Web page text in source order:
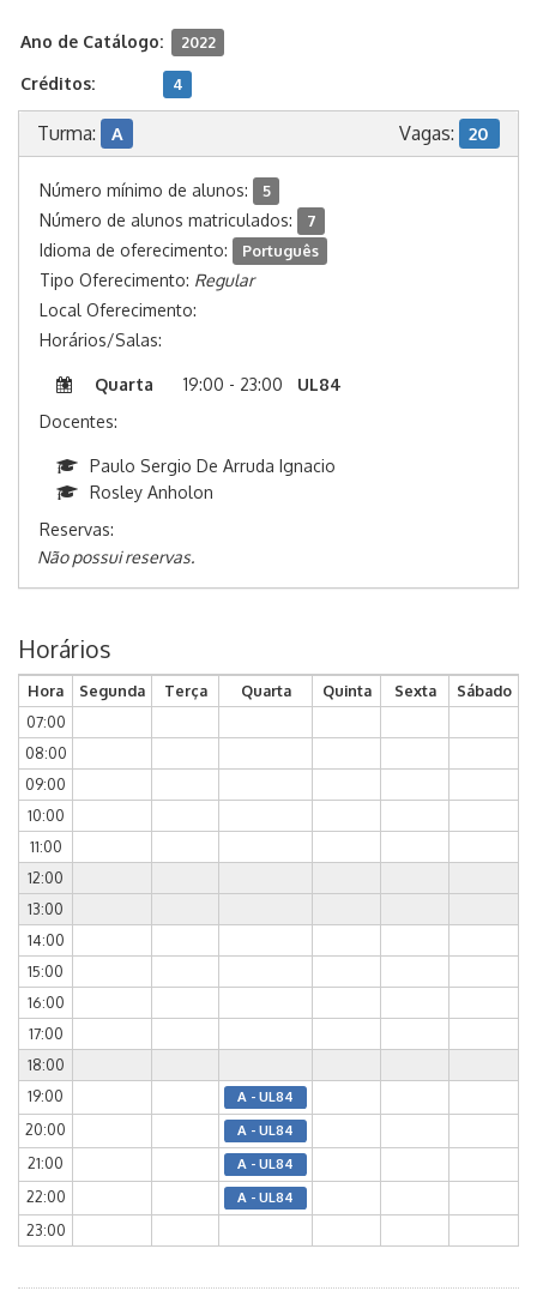
Ano de Catálogo: 2022
Créditos: 4
Turma: A Vagas: 20
Número mínimo de alunos: 5
Número de alunos matriculados: 7
Idioma de oferecimento: Português
Tipo Oferecimento: Regular
Local Oferecimento:
Horários/Salas:
Quarta 19:00 - 23:00
UL84
Docentes:
Paulo Sergio De Arruda Ignacio
Rosley Anholon
Reservas:
Não possui reservas.
Horários
Hora Segunda Terça Quarta Quinta Sexta
Sábado
07:00
08:00
09:00
10:00
11:00
12:00
13:00
14:00
15:00
16:00
17:00
18:00
19:00
A - UL84
20:00 A - UL84
21:00 A - UL84
22:00 A - UL84
23:00